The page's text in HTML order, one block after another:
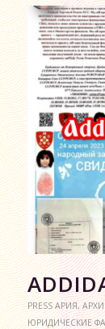
PRESS АРИЯ,
ЮРИДИЧЕСКИЕ